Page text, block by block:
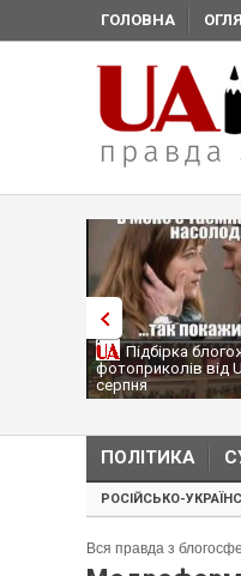
ГОЛОВНА
Підбірка
фотоприколів від
серпня
ПОЛІТИКА
РОСІЙСЬКО-
Вся правда з